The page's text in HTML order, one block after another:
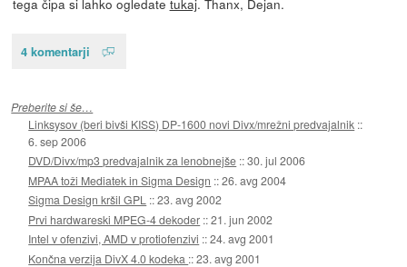
4 komentarji
Preberite si še…
Linksysov (beri bivši KISS) DP-1600 novi Divx/mrežni predvajalnik ::
6. sep 2006
DVD/Divx/mp3 predvajalnik za lenobnejše ::30. jul 2006
MPAA toži Mediatek in Sigma Design ::26. avg 2004
Sigma Design kršil GPL ::23. avg 2002
Prvi hardwareski MPEG-4 dekoder ::21. jun 2002
Intel v ofenzivi, AMD v protiofenzivi ::24. avg 2001
Končna verzija DivX 4.0 kodeka ::23. avg 2001